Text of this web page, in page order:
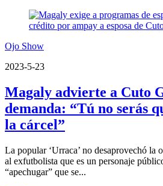
Ojo Show
2023-5-23
Magaly advierte a Cuto
demanda: “Tú no serás
la cárcel”
La popular ‘Urraca’ no desaprovechó la
al exfutbolista que es un personaje
“apechugar” que se...